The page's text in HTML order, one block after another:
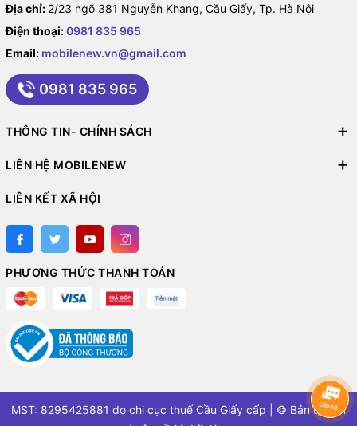
Địa chỉ: 2/23 ngõ 381 Nguyễn Khang, Cầu Giấy, Tp. Hà Nội
Điện thoại:0981 835 965
Email: mobilenew.vn@gmail.com
0981 835 965
THÔNG TIN- CHÍNH SÁCH
LIÊN HỆ MOBILENEW
LIÊN KẾT XÃ HỘI
PHƯƠNG THỨC THANH TOÁN
MST: 8295425881 do chi cục thuế Cầu Giấy cấp | © Bản quyền